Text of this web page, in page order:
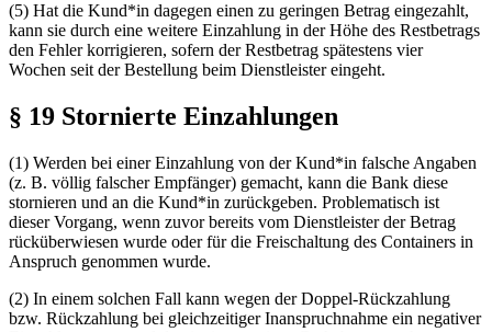
(5) Hat die Kund*in dagegen einen zu geringen Betrag eingezahlt,
kann sie durch eine weitere Einzahlung in der Höhe des Restbetrags
den Fehler korrigieren, sofern der Restbetrag spätestens vier
Wochen seit der Bestellung beim Dienstleister eingeht.
§ 19 Stornierte Einzahlungen
(1) Werden bei einer Einzahlung von der Kund*in falsche Angaben
(z. B. völlig falscher Empfänger) gemacht, kann die Bank diese
stornieren und an die Kund*in zurückgeben. Problematisch ist
dieser Vorgang, wenn zuvor bereits vom Dienstleister der Betrag
rücküberwiesen wurde oder für die Freischaltung des Containers in
Anspruch genommen wurde.
(2) In einem solchen Fall kann wegen der Doppel-Rückzahlung
bzw. Rückzahlung bei gleichzeitiger Inanspruchnahme ein negativer